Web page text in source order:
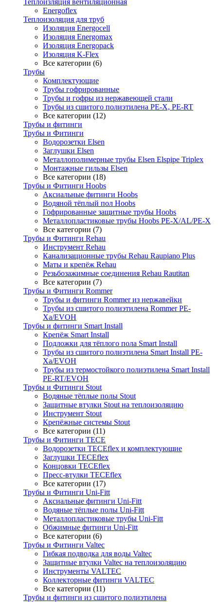
Теплоизляция вентиляционная
Energoflex
Теплоизоляция для труб
Изоляция Energocell
Изоляция Energomax
Изоляция Energopack
Изоляция K-Flex
Все категории (6)
Трубы
Комплектующие
Трубы гофрированные
Трубы и гофры из нержавеющей стали
Трубы из сшитого полиэтилена PE-X, PE-RT
Все категории (12)
Трубы и фитинги
Трубы и Фитинги
Водорозетки Elsen
Заглушки Elsen
Металлополимерные трубы Elsen Elspipe Triplex
Монтажные гильзы Elsen
Все категории (18)
Трубы и Фитинги Hoobs
Аксиальные фитинги Hoobs
Водяной тёплый пол Hoobs
Гофрированные защитные трубы Hoobs
Металлопластиковые трубы Hoobs PE-X/AL/PE-X
Все категории (7)
Трубы и Фитинги Rehau
Инструмент Rehau
Канализационные трубы Rehau Raupiano Plus
Маты и крепёж Rehau
Резьбозажимные соединения Rehau Rautitan
Все категории (7)
Трубы и Фитинги Rommer
Трубы и фитинги Rommer из нержавейки
Трубы из сшитого полиэтилена Rommer PE-
Xa/EVOH
Трубы и фитинги Smart Install
Крепёж Smart Install
Подложки для тёплого пола Smart Install
Трубы из сшитого полиэтилена Smart Install PE-
Xa/EVOH
Трубы из термостойкого полиэтилена Smart Install
PE-RT/EVOH
Трубы и Фитинги Stout
Водяные тёплые полы Stout
Защитные втулки Stout на теплоизоляцию
Инструмент Stout
Крепёжные системы Stout
Все категории (11)
Трубы и Фитинги TECE
Водорозетки TECEflex и комплектующие
Заглушки TECEflex
Концовки TECEflex
Пресс-втулки TECEflex
Все категории (17)
Трубы и Фитинги Uni-Fitt
Аксиальные фитинги Uni-Fitt
Водяные тёплые полы Uni-Fitt
Металлопластиковые трубы Uni-Fitt
Обжимные фитинги Uni-Fitt
Все категории (6)
Трубы и Фитинги Valtec
Гибкая подводка для воды Valtec
Защитные втулки Valtec на теплоизоляцию
Инструменты VALTEC
Коллекторные фитинги VALTEC
Все категории (11)
Трубы и фитинги из сшитого полиэтилена